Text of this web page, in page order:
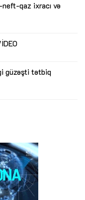
qaz ixracı və
güzəşti tətbiq